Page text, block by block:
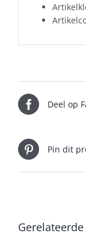
Deel op
Pin dit